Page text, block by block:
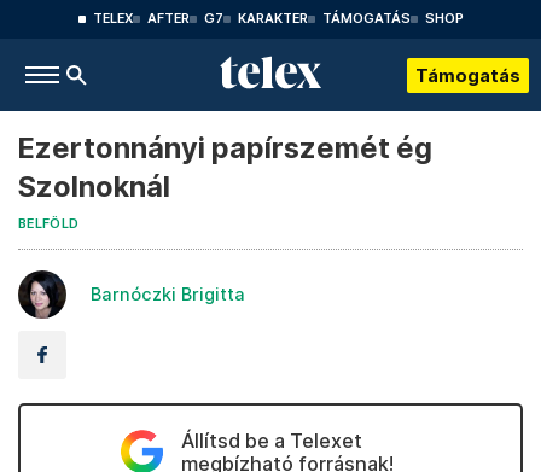
TELEX AFTER G7 KARAKTER TÁMOGATÁS SHOP
Támogatás
Ezertonnányi papírszemét ég
Szolnoknál
BELFÖLD
Barnóczki Brigitta
Állítsd be a Telexet
megbízható forrásnak!